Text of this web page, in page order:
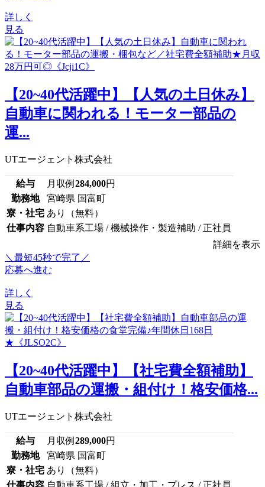
詳しく
見る
【20~40代活躍中】【人気の土日休み】
自動車に関われる！モーター部品の
運...
UTエージェント株式会社
給与 月収例 284,000円
勤務地
宮崎県 国富町
寮・社宅 あり（無料）
仕事内容 自動車系工場 / 機械操作・製造補助 / 正社員
詳細を表示
＼最短45秒で完了／
応募へ進む
詳しく
見る
【20~40代活躍中】【社宅費全額補助】
自動車部品の運搬・組付け！格安価格...
UTエージェント株式会社
給与 月収例 289,000円
勤務地
宮崎県 国富町
寮・社宅 あり（無料）
仕事内容 自動車系工場 / 組立・加工・プレス / 正社員